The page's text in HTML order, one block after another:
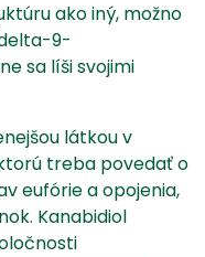
ako iný, možno
9-
sa líši svojimi
látkou v
treba povedať o
eufórie a opojenia,
Kanabidiol